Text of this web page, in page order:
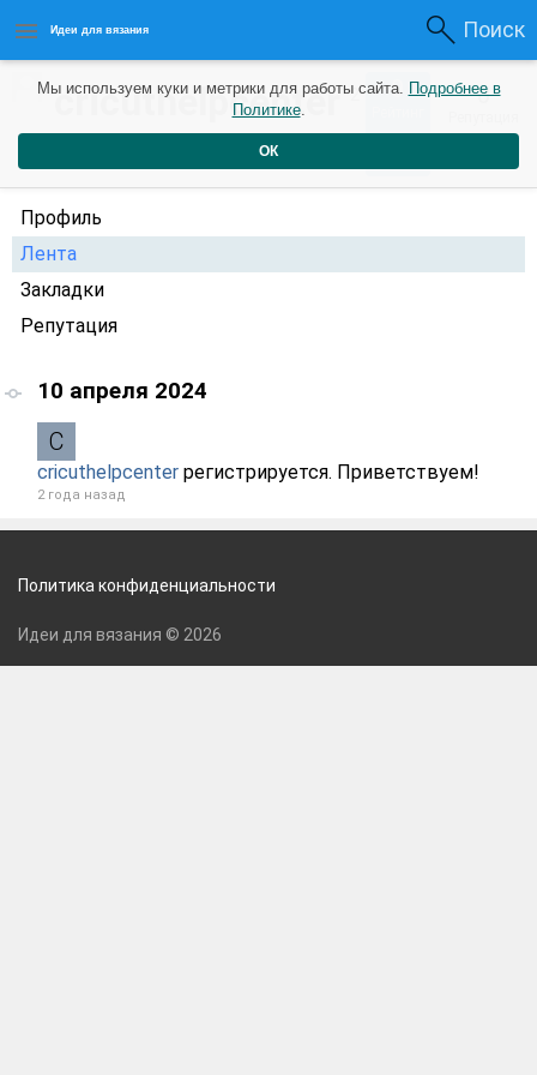
Идеи для вязания Поиск
cricuthelpcenter2 0 0
Профиль
Лента
Закладки
Репутация
10 апреля 2024
cricuthelpcenter регистрируется. Приветствуем!
2 года назад
Мы используем куки и метрики для работы сайта. Подробнее в
Политике.
ОК
Политика конфиденциальности
Идеи для вязания © 2026